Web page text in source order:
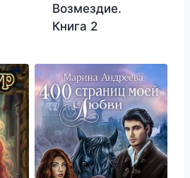
Возмездие.
Книга 2